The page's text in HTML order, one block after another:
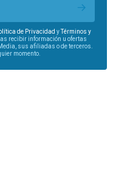
de Privacidad yTérminos y
recibir información u ofertas
sus afiliadas o de terceros.
momento.